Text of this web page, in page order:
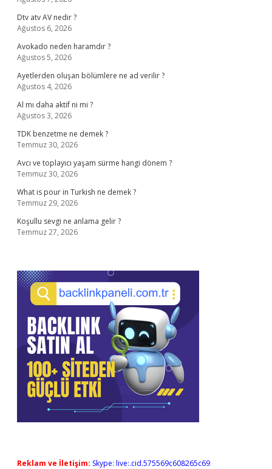
Dtv atv AV nedir ?
Ağustos 6, 2026
Avokado neden haramdır ?
Ağustos 5, 2026
Ayetlerden oluşan bölümlere ne ad verilir ?
Ağustos 4, 2026
Al mı daha aktif ni mi ?
Ağustos 3, 2026
TDK benzetme ne demek ?
Temmuz 30, 2026
Avcı ve toplayıcı yaşam sürme hangi dönem ?
Temmuz 30, 2026
What is pour in Turkish ne demek ?
Temmuz 29, 2026
Koşullu sevgi ne anlama gelir ?
Temmuz 27, 2026
Reklam ve İletişim: Skype: live:.cid.575569c608265c69